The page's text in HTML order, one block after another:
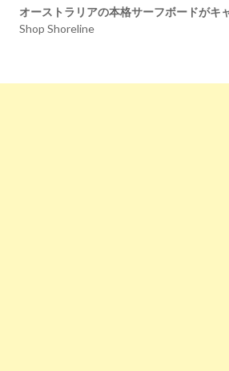
オーストラリアの本格サーフボードがキ
Shop Shoreline